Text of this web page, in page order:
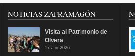
NOTICIAS ZAFRAMAGÓN
Visita al Patrimonio de
Olvera
17 Jun 2026